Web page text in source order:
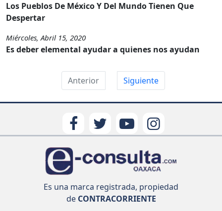
Los Pueblos De México Y Del Mundo Tienen Que
Despertar
Miércoles, Abril 15, 2020
Es deber elemental ayudar a quienes nos ayudan
Anterior Siguiente
Es una marca registrada, propiedad
deCONTRACORRIENTE